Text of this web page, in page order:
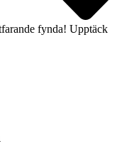
fynda! Upptäck